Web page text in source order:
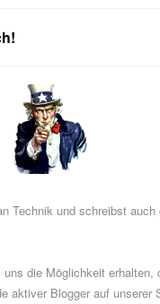
Technik und schreibst auch
uns die Möglichkeit erhalten,
aktiver Blogger auf unserer